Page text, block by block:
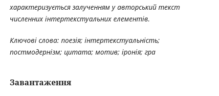
характеризується залученням у авторський текст
численних інтертекстуальних елементів.
Ключові слова: поезія; інтертекстуальність;
постмодернізм; цитата; мотив; іронія; гра
Завантаження